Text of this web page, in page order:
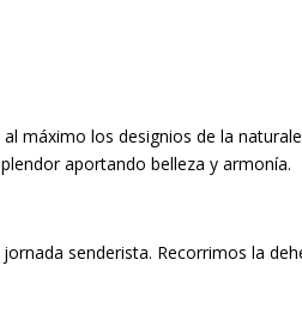
máximo los designios de la
aportando belleza y armonía.
senderista. Recorrimos la